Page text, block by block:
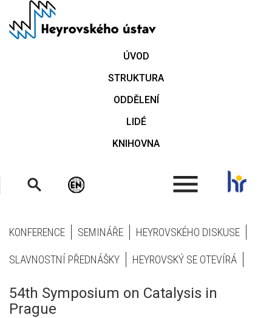
hlavnímu
ÚVOD
STRUKTURA
ODDĚLENÍ
LIDÉ
KNIHOVNA
.
KONFERENCE SEMINÁŘE HEYROVSKÉHO DISKUSE
SLAVNOSTNÍ PŘEDNÁŠKY HEYROVSKÝ SE OTEVÍRÁ
54th Symposium on Catalysis in
Prague